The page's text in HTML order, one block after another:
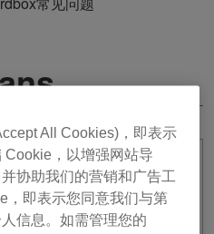
启动/取消我对
(ver. 4)的订阅
All Cookies)，即表示
，以增强网站导
协助我们的营销和广告工
，即表示您同意我们与第
信息。如需管理您的